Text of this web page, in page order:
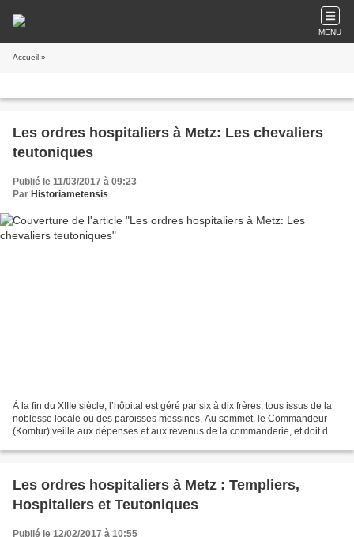
MENU
Accueil »
Les ordres hospitaliers à Metz: Les chevaliers
teutoniques
Publié le 11/03/2017 à 09:23
Par Historiametensis
À la fin du XIIIe siècle, l’hôpital est géré par six à dix frères, tous issus de la
noblesse locale ou des paroisses messines. Au sommet, le Commandeur
(Komtur) veille aux dépenses et aux revenus de la commanderie, et doit de
Les ordres hospitaliers à Metz : Templiers,
Hospitaliers et Teutoniques
Publié le 12/02/2017 à 10:55